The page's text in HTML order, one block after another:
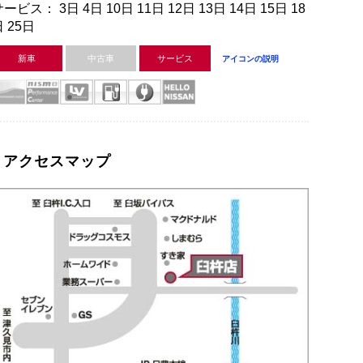
ービス： 3日 4日 10日 11日 12日 13日 14日 15日 18
25日
新車 中古車 サービス アイコンの説明
アクセスマップ